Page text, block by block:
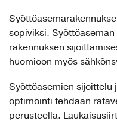
sopiviksi.
rakennuksen
huomioon myös
Syöttöasemien sijoittelu
optimointi tehdään
perusteella.